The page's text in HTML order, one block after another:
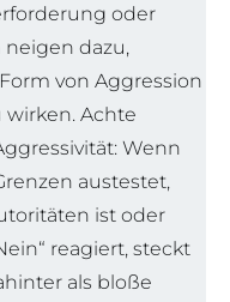
oder
neigen dazu,
von Aggression
wirken. Achte
Wenn
austestet,
ist oder
reagiert, steckt
als bloße